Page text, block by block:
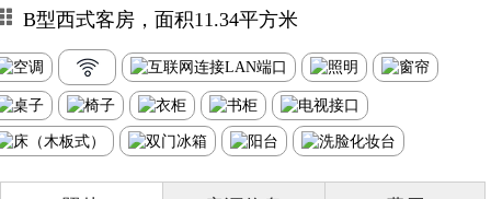
B型西式客房，面积11.34平方米